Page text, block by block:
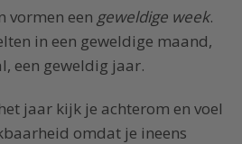
vormen een geweldige week.
in een geweldige maand,
een geweldig jaar.
jaar kijk je achterom en voel
omdat je ineens